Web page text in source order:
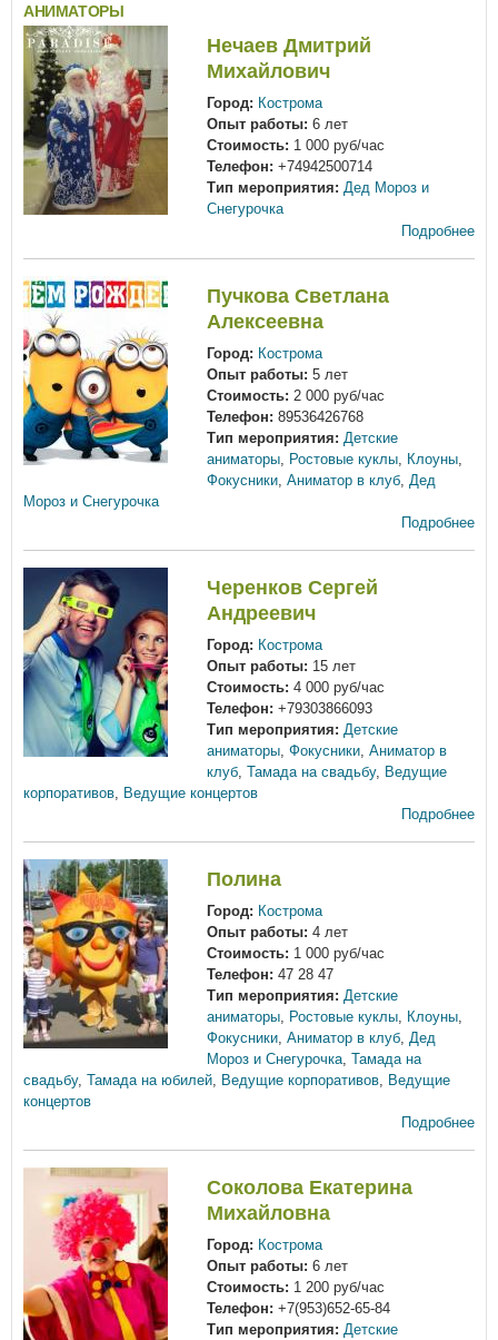
АНИМАТОРЫ
Нечаев Дмитрий
Михайлович
Город: Кострома
Опыт работы: 6 лет
Стоимость: 1 000 руб/час
Телефон: +74942500714
Тип мероприятия: Дед Мороз и
Снегурочка
Подробнее
Пучкова Светлана
Алексеевна
Город: Кострома
Опыт работы: 5 лет
Стоимость: 2 000 руб/час
Телефон: 89536426768
Тип мероприятия: Детские
аниматоры Ростовые куклы Клоуны
Фокусники Аниматор в клуб Дед
Мороз и Снегурочка
Подробнее
Черенков Сергей
Андреевич
Город: Кострома
Опыт работы: 15 лет
Стоимость: 4 000 руб/час
Телефон: +79303866093
Тип мероприятия: Детские
аниматоры Фокусники Аниматор в
клуб Тамада на свадьбу, Ведущие
корпоративов Ведущие концертов
Подробнее
Полина
Город: Кострома
Опыт работы: 4 лет
Стоимость: 1 000 руб/час
Телефон: 47 28 47
Тип мероприятия: Детские
аниматоры Ростовые куклы Клоуны
Фокусники Аниматор в клуб Дед
Мороз и Снегурочка Тамада на
свадьбу, Тамада на юбилей Ведущие корпоративов Ведущие
концертов
Подробнее
Соколова Екатерина
Михайловна
Город: Кострома
Опыт работы: 6 лет
Стоимость: 1 200 руб/час
Телефон: +7(953)652-65-84
Тип мероприятия: Детские